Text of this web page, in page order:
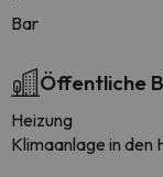
Bar
Öffentliche
Heizung
Klimaanlage in den